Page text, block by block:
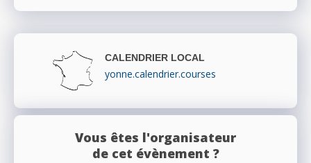
CALENDRIER LOCAL
yonne.calendrier.courses
Vous êtes l'organisateur
de cet évènement ?